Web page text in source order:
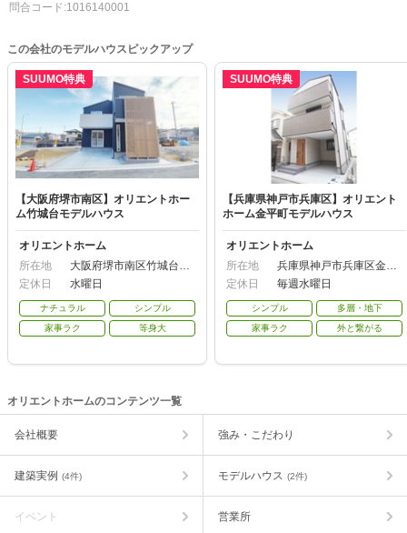
問合コード:1016140001
この会社のモデルハウスピックアップ
SUUMO特典
【大阪府堺市南区】オリエントホー
ム竹城台モデルハウス
オリエントホーム
所在地
大阪府堺市南区竹城台3
丁23-1
定休日 水曜日
ナチュラル
シンプル
家事ラク
等身大
SUUMO特典
【兵庫県神戸市兵庫区】オリエント
ホーム金平町モデルハウス
オリエントホーム
所在地
兵庫県神戸市兵庫区金平
町1-2-12
定休日 毎週水曜日
シンプル
多層・地下
家事ラク
外と繋がる
オリエントホームのコンテンツ一覧
会社概要 強み・こだわり
建築実例 (4件) モデルハウス (2件)
イベント 営業所